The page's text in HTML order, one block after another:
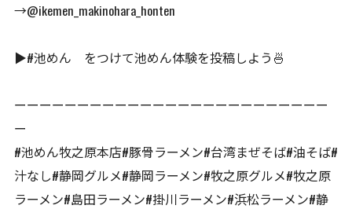
→@ikemen_makinohara_honten
▶︎#池めん をつけて池めん体験を投稿しよう🍜
ーーーーーーーーーーーーーーーーーーーーーーーーー
ー
#池めん牧之原本店#豚骨ラーメン#台湾まぜそば#油そば#
汁なし#静岡グルメ#静岡ラーメン#牧之原グルメ#牧之原
ラーメン#島田ラーメン#掛川ラーメン#浜松ラーメン#静